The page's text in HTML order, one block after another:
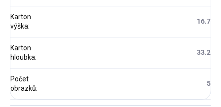
Karton
výška:
16.7
Karton
hloubka:
33.2
Počet
obrazků:
5